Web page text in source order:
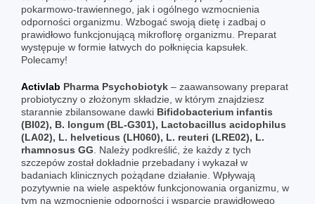
pokarmowo-trawiennego, jak i ogólnego wzmocnienia
odporności organizmu. Wzbogać swoją dietę i zadbaj o
prawidłowo funkcjonującą mikroflorę organizmu. Preparat
występuje w formie łatwych do połknięcia kapsułek.
Polecamy!
Activlab Pharma Psychobiotyk – zaawansowany preparat
probiotyczny o złożonym składzie, w którym znajdziesz
starannie zbilansowane dawki Bifidobacterium infantis
(BI02), B. longum (BL-G301), Lactobacillus acidophilus
(LA02), L. helveticus (LH060), L. reuteri (LRE02), L.
rhamnosus GG . Należy podkreślić, że każdy z tych
szczepów został dokładnie przebadany i wykazał w
badaniach klinicznych pożądane działanie. Wpływają
pozytywnie na wiele aspektów funkcjonowania organizmu, w
tym na wzmocnienie odporności i wsparcie prawidłowego